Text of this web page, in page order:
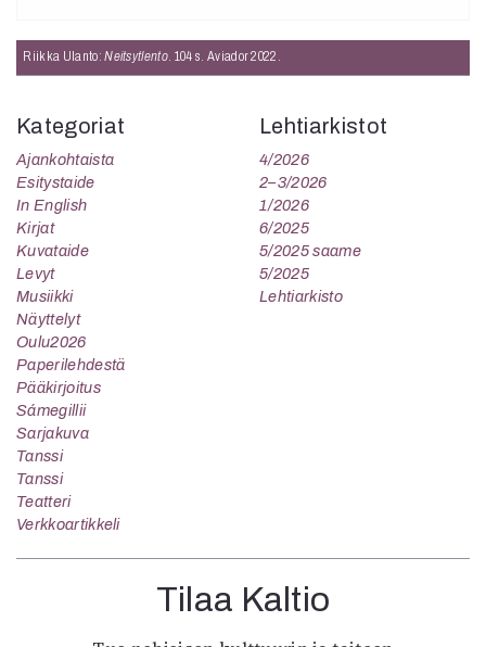
Riikka Ulanto:Neitsytlento. 104 s. Aviador 2022.
Kategoriat
Ajankohtaista
Esitystaide
In English
Kirjat
Kuvataide
Levyt
Musiikki
Näyttelyt
Oulu2026
Paperilehdestä
Pääkirjoitus
Sámegillii
Sarjakuva
Tanssi
Tanssi
Teatteri
Verkkoartikkeli
Lehtiarkistot
4/2026
2–3/2026
1/2026
6/2025
5/2025 saame
5/2025
Lehtiarkisto
Tilaa Kaltio